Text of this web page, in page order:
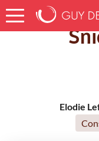
Accueil Recettes
Elodie